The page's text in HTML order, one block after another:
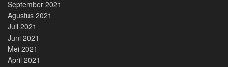
September 2021
Agustus 2021
Juli 2021
Juni 2021
Mei 2021
April 2021